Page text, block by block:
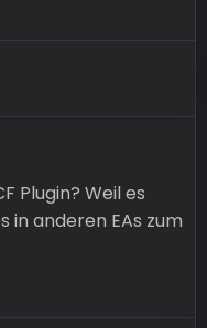
Plugin? Weil es
in anderen EAs zum